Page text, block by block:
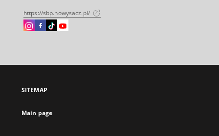
https://sbp.nowysacz.pl/
Instagram
open
new
Facebook
open
new
Instagram
open
new
Instagram
open
SITEMAP
Main page